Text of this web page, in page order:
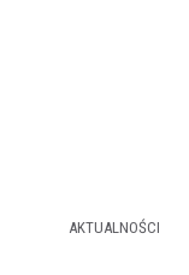
AKTUALNOŚCI